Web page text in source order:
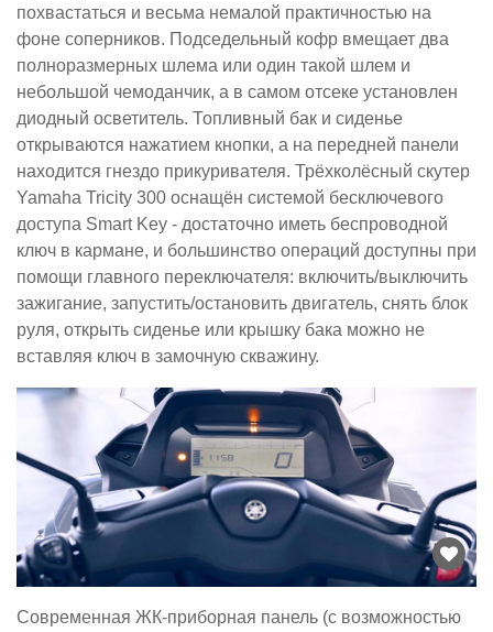
похвастаться и весьма немалой практичностью на
фоне соперников. Подседельный кофр вмещает два
полноразмерных шлема или один такой шлем и
небольшой чемоданчик, а в самом отсеке установлен
диодный осветитель. Топливный бак и сиденье
открываются нажатием кнопки, а на передней панели
находится гнездо прикуривателя. Трёхколёсный скутер
Yamaha Tricity 300 оснащён системой бесключевого
доступа Smart Key - достаточно иметь беспроводной
ключ в кармане, и большинство операций доступны при
помощи главного переключателя: включить/выключить
зажигание, запустить/остановить двигатель, снять блок
руля, открыть сиденье или крышку бака можно не
вставляя ключ в замочную скважину.
Современная ЖК-приборная панель (с возможностью